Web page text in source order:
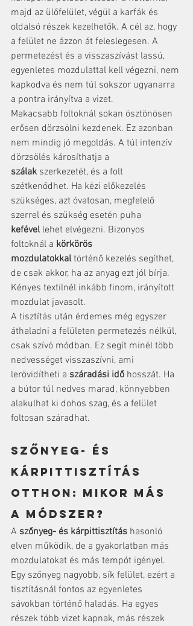
majd az ülőfelület, végül a karfák és
oldalsó részek kezelhetők. A cél az, hogy
a felület ne ázzon át feleslegesen. A
permetezést és a visszaszívást lassú,
egyenletes mozdulattal kell végezni, nem
kapkodva és nem túl sokszor ugyanarra
a pontra irányítva a vizet.
Makacsabb foltoknál sokan ösztönösen
erősen dörzsölni kezdenek. Ez azonban
nem mindig jó megoldás. A túl intenzív
dörzsölés károsíthatja a
szálak szerkezetét, és a folt
szétkenődhet. Ha kézi előkezelés
szükséges, azt óvatosan, megfelelő
szerrel és szükség esetén puha
kefével lehet elvégezni. Bizonyos
foltoknál a körkörös
mozdulatokkal történő kezelés segíthet,
de csak akkor, ha az anyag ezt jól bírja.
Kényes textilnél inkább finom, irányított
mozdulat javasolt.
A tisztítás után érdemes még egyszer
áthaladni a felületen permetezés nélkül,
csak szívó módban. Ez segít minél több
nedvességet visszaszívni, ami
lerövidítheti a száradási idő hosszát. Ha
a bútor túl nedves marad, könnyebben
alakulhat ki dohos szag, és a felület
foltosan száradhat.
Szőnyeg- és
kárpittisztítás
otthon: mikor más
a módszer?
A szőnyeg- és kárpittisztítás hasonló
elven működik, de a gyakorlatban más
mozdulatokat és más tempót igényel.
Egy szőnyeg nagyobb, sík felület, ezért a
tisztításnál fontos az egyenletes
sávokban történő haladás. Ha egyes
részek több vizet kapnak, más részek